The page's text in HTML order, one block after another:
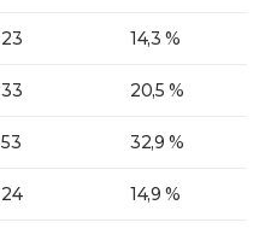
23 14,3 %
33 20,5 %
53 32,9 %
24 14,9 %